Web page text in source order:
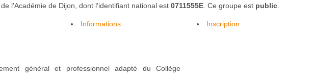
l'Académie de Dijon, dont l'identifiant national est 0711555E . Ce groupe est public
Informations Inscription
général et professionnel adapté du Collège